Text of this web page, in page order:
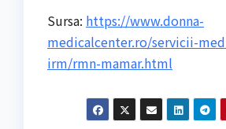
Sursa: https://www.donna-
medicalcenter.ro/servicii-
irm/rmn-mamar.html